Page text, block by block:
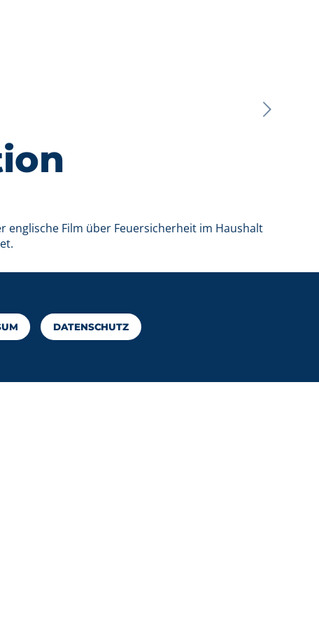
Film über Feuersicherheit im Haushalt
DATENSCHUTZ